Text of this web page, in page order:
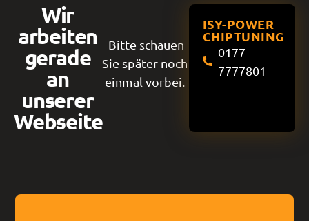
Wir
arbeiten
gerade
an
unserer
Webseite
Bitte schauen
Sie später noch
einmal vorbei.
ISY-POWER
CHIPTUNING
0177
7777801